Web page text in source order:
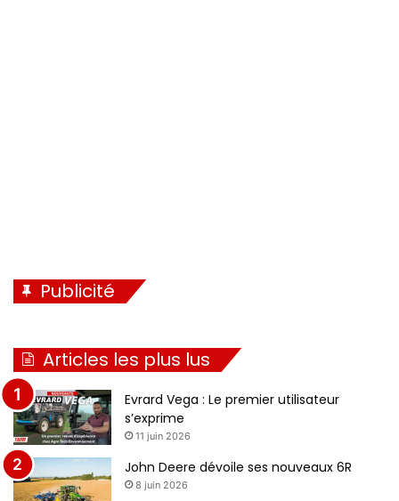
CNH Industrial a annoncé en décembre dernier un
Publicité
Articles les plus lus
Evrard Vega : Le premier utilisateur
s’exprime
11 juin 2026
John Deere dévoile ses nouveaux 6R
8 juin 2026